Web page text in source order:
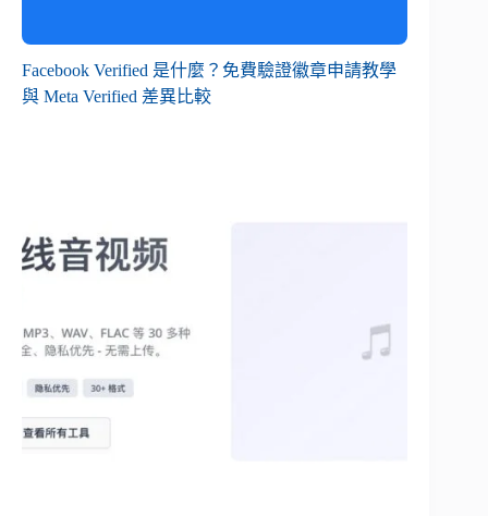
Facebook Verified 是什麼？免費驗證徽章申請教學
與 Meta Verified 差異比較